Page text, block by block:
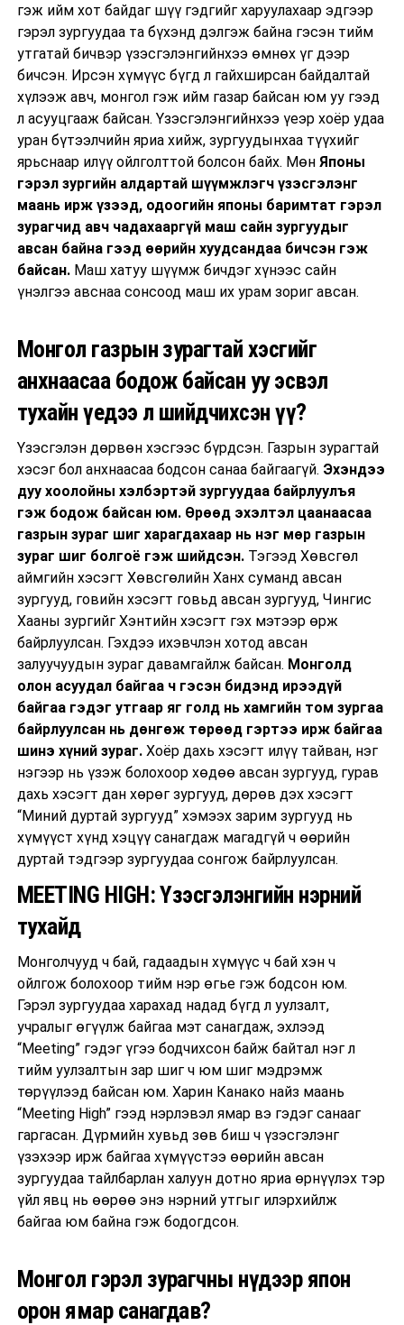
гэж ийм хот байдаг шүү гэдгийг харуулахаар эдгээр
гэрэл зургуудаа та бүхэнд дэлгэж байна гэсэн тийм
утгатай бичвэр үзэсгэлэнгийнхээ өмнөх үг дээр
бичсэн. Ирсэн хүмүүс бүгд л гайхширсан байдалтай
хүлээж авч, монгол гэж ийм газар байсан юм уу гээд
л асууцгааж байсан. Үзэсгэлэнгийнхээ үеэр хоёр удаа
уран бүтээлчийн яриа хийж, зургуудынхаа түүхийг
ярьснаар илүү ойлголттой болсон байх. Мөн Японы
гэрэл зургийн алдартай шүүмжлэгч үзэсгэлэнг
маань ирж үзээд, одоогийн японы баримтат гэрэл
зурагчид авч чадахааргүй маш сайн зургуудыг
авсан байна гээд өөрийн хуудсандаа бичсэн гэж
байсан.Маш хатуу шүүмж бичдэг хүнээс сайн
үнэлгээ авснаа сонсоод маш их урам зориг авсан.
Монгол газрын зурагтай хэсгийг
анхнаасаа бодож байсан уу эсвэл
тухайн үедээ л шийдчихсэн үү?
Үзэсгэлэн дөрвөн хэсгээс бүрдсэн. Газрын зурагтай
хэсэг бол анхнаасаа бодсон санаа байгаагүй. Эхэндээ
дуу хоолойны хэлбэртэй зургуудаа байрлуулъя
гэж бодож байсан юм. Өрөөд эхэлтэл цаанаасаа
газрын зураг шиг харагдахаар нь нэг мөр газрын
зураг шиг болгоё гэж шийдсэн.Тэгээд Хөвсгөл
аймгийн хэсэгт Хөвсгөлийн Ханх суманд авсан
зургууд, говийн хэсэгт говьд авсан зургууд, Чингис
Хааны зургийг Хэнтийн хэсэгт гэх мэтээр өрж
байрлуулсан. Гэхдээ ихэвчлэн хотод авсан
залуучуудын зураг давамгайлж байсан. Монголд
олон асуудал байгаа ч гэсэн бидэнд ирээдүй
байгаа гэдэг утгаар яг голд нь хамгийн том зургаа
байрлуулсан нь дөнгөж төрөөд гэртээ ирж байгаа
шинэ хүний зураг. Хоёр дахь хэсэгт илүү тайван, нэг
нэгээр нь үзэж болохоор хөдөө авсан зургууд, гурав
дахь хэсэгт дан хөрөг зургууд, дөрөв дэх хэсэгт
“Миний дуртай зургууд” хэмээх зарим зургууд нь
хүмүүст хүнд хэцүү санагдаж магадгүй ч өөрийн
дуртай тэдгээр зургуудаа сонгож байрлуулсан.
MEETING HIGH: Үзэсгэлэнгийн нэрний
тухайд
Монголчууд ч бай, гадаадын хүмүүс ч бай хэн ч
ойлгож болохоор тийм нэр өгье гэж бодсон юм.
Гэрэл зургуудаа харахад надад бүгд л уулзалт,
учралыг өгүүлж байгаа мэт санагдаж, эхлээд
“Meeting” гэдэг үгээ бодчихсон байж байтал нэг л
тийм уулзалтын зар шиг ч юм шиг мэдрэмж
төрүүлээд байсан юм. Харин Канако найз маань
“Meeting High” гээд нэрлэвэл ямар вэ гэдэг санааг
гаргасан. Дүрмийн хувьд зөв биш ч үзэсгэлэнг
үзэхээр ирж байгаа хүмүүстээ өөрийн авсан
зургуудаа тайлбарлан халуун дотно яриа өрнүүлэх тэр
үйл явц нь өөрөө энэ нэрний утгыг илэрхийлж
байгаа юм байна гэж бодогдсон.
Монгол гэрэл зурагчны нүдээр япон
орон ямар санагдав?